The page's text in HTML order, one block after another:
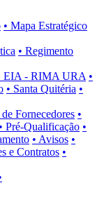
• Mapa Estratégico
• Regimento
EIA - RIMA URA •
• Santa Quitéria •
de Fornecedores •
• Pré-Qualificação •
• Avisos •
e Contratos •